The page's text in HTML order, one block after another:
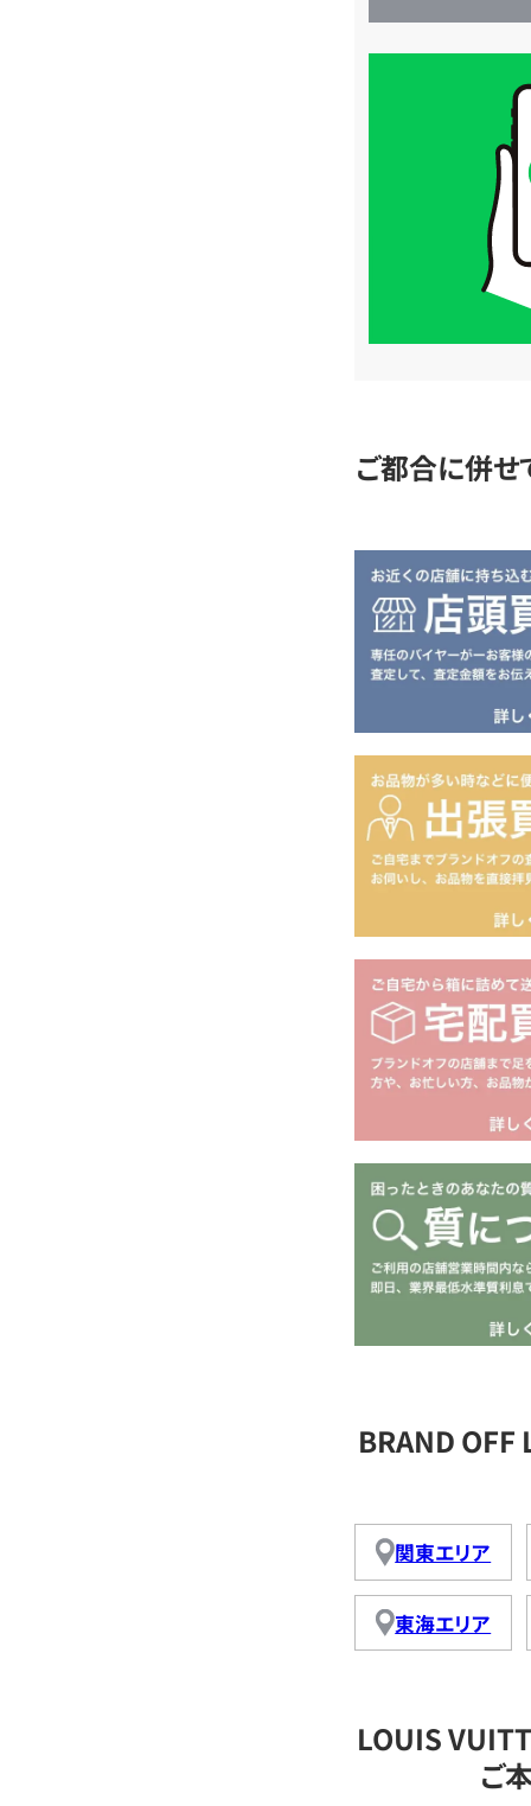
ご都合に併せ
BRAND
関東エリア
東海エリア
LOUIS
ご